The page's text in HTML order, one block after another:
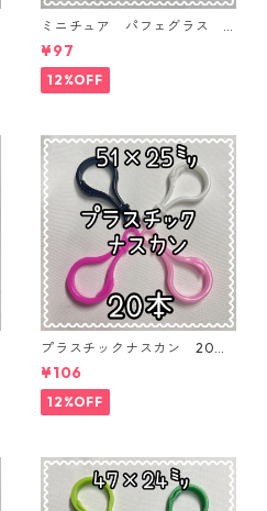
ミニチュア パフェグラス 3
個入り【MNT-GLS-3P-03】
¥97
12%OFF
プラスチックナスカン 20本
入り【PK-20】
¥106
12%OFF